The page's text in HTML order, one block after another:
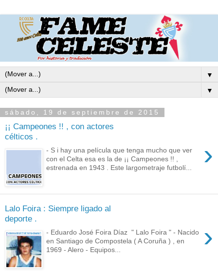
▼
▼
sábado, 19 de septiembre de 2015
¡¡ Campeones !! , con actores
célticos .
›
- S i hay una película que tenga mucho que ver
con el Celta esa es la de ¡¡ Campeones !! ,
estrenada en 1943 . Este largometraje futbolí...
Lalo Foira : Siempre ligado al
deporte .
›
- Eduardo José Foira Díaz " Lalo Foira " - Nacido
en Santiago de Compostela ( A Coruña ) , en
1969 - Alero - Equipos...